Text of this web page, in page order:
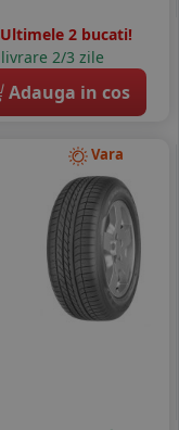
Ultimele 2 bucati!
livrare 2/3 zile
Adauga in cos
Vara